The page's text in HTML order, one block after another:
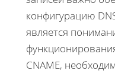
конфигурацию
является
CNAME,